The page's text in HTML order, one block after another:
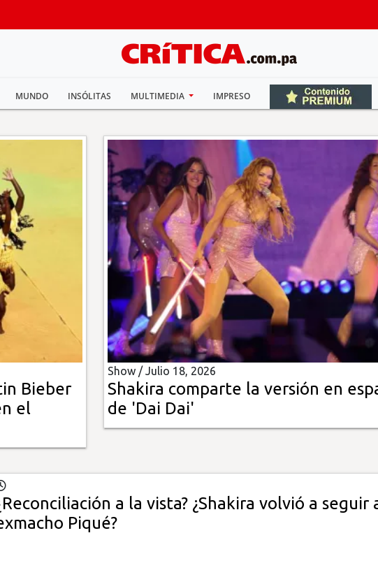
MUNDO INSÓLITAS MULTIMEDIA IMPRESO
Bieber
el
Show /Julio 18, 2026
Shakira comparte la versión en
de 'Dai Dai'
a la vista? ¿Shakira volvió a seguir
Piqué?